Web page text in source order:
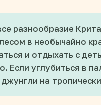
разнообразие
в необычайно
и отдыхать с
Если углубиться в
на